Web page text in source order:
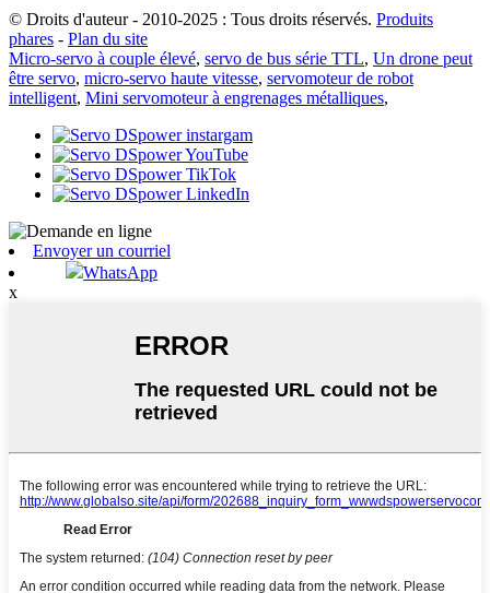
© Droits d'auteur - 2010-2025 : Tous droits réservés. Produits
phares - Plan du site
Micro-servo à couple élevé, servo de bus série TTL, Un drone peut
être servo, micro-servo haute vitesse, servomoteur de robot
intelligent, Mini servomoteur à engrenages métalliques,
Envoyer un courriel
WhatsApp
x